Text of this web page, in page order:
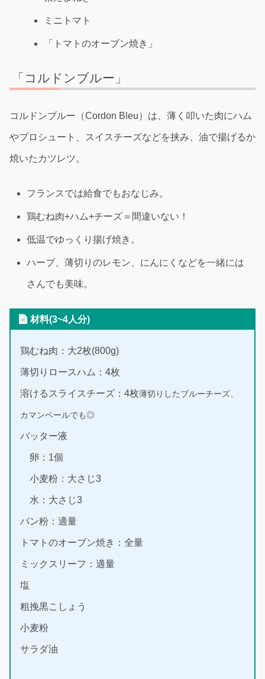
ミニトマト
「トマトのオーブン焼き」
「コルドンブルー」
コルドンブルー（Cordon Bleu）は、薄く叩いた肉にハム
やプロシュート、スイスチーズなどを挟み、油で揚げるか
焼いたカツレツ。
フランスでは給食でもおなじみ。
鶏むね肉+ハム+チーズ＝間違いない！
低温でゆっくり揚げ焼き。
ハーブ、薄切りのレモン、にんにくなどを一緒には
さんでも美味。
材料(3~4人分)
鶏むね肉：大2枚(800g)
薄切りロースハム：4枚
溶けるスライスチーズ：4枚薄切りしたブルーチーズ、
カマンベールでも◎
バッター液
卵：1個
小麦粉：大さじ3
水：大さじ3
パン粉：適量
トマトのオーブン焼き：全量
ミックスリーフ：適量
塩
粗挽黒こしょう
小麦粉
サラダ油